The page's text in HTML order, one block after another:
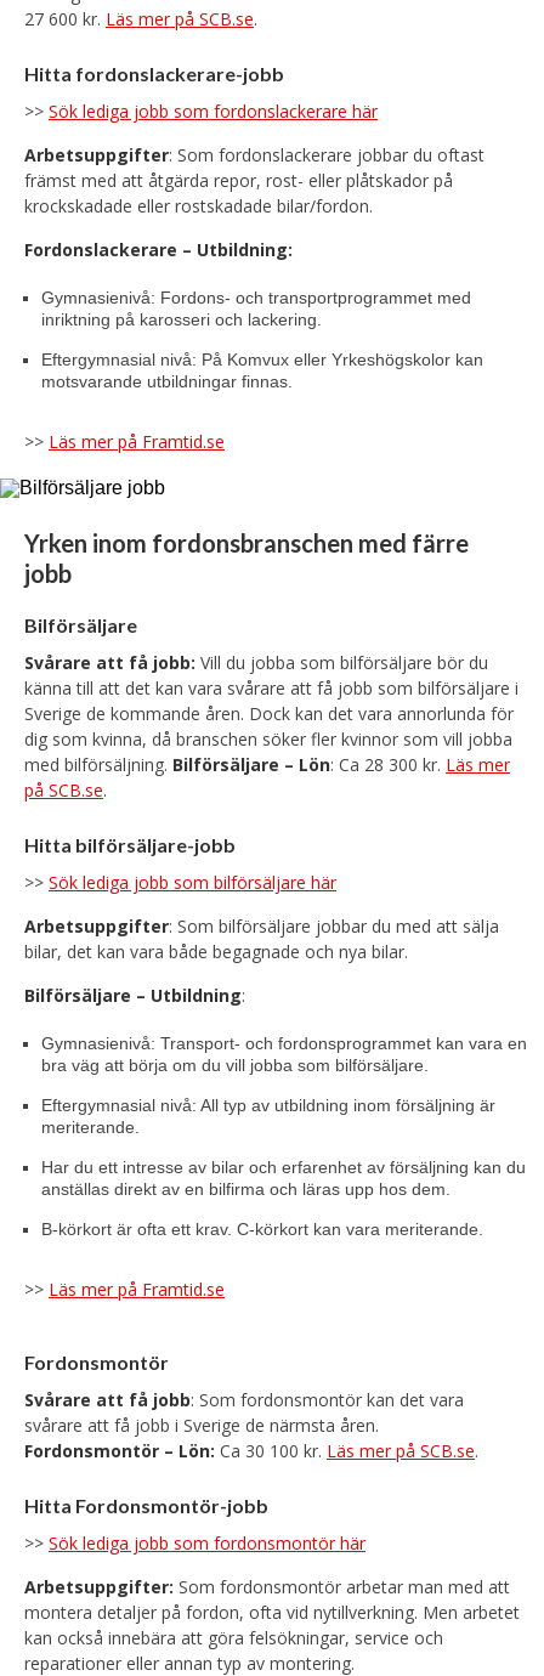
27 600 kr. Läs mer på SCB.se.
Hitta fordonslackerare-jobb
>> Sök lediga jobb som fordonslackerare här
Arbetsuppgifter: Som fordonslackerare jobbar du oftast
främst med att åtgärda repor, rost- eller plåtskador på
krockskadade eller rostskadade bilar/fordon.
Fordonslackerare – Utbildning:
Gymnasienivå: Fordons- och transportprogrammet med
inriktning på karosseri och lackering.
Eftergymnasial nivå: På Komvux eller Yrkeshögskolor kan
motsvarande utbildningar finnas.
>> Läs mer på Framtid.se
Yrken inom fordonsbranschen med färre
jobb
Bilförsäljare
Svårare att få jobb: Vill du jobba som bilförsäljare bör du
känna till att det kan vara svårare att få jobb som bilförsäljare i
Sverige de kommande åren. Dock kan det vara annorlunda för
dig som kvinna, då branschen söker fler kvinnor som vill jobba
med bilförsäljning. Bilförsäljare – Lön: Ca 28 300 kr. Läs mer
på SCB.se.
Hitta bilförsäljare-jobb
>> Sök lediga jobb som bilförsäljare här
Arbetsuppgifter: Som bilförsäljare jobbar du med att sälja
bilar, det kan vara både begagnade och nya bilar.
Bilförsäljare – Utbildning:
Gymnasienivå: Transport- och fordonsprogrammet kan vara en
bra väg att börja om du vill jobba som bilförsäljare.
Eftergymnasial nivå: All typ av utbildning inom försäljning är
meriterande.
Har du ett intresse av bilar och erfarenhet av försäljning kan du
anställas direkt av en bilfirma och läras upp hos dem.
B-körkort är ofta ett krav. C-körkort kan vara meriterande.
>> Läs mer på Framtid.se
Fordonsmontör
Svårare att få jobb: Som fordonsmontör kan det vara
svårare att få jobb i Sverige de närmsta åren.
Fordonsmontör – Lön: Ca 30 100 kr. Läs mer på SCB.se.
Hitta Fordonsmontör-jobb
>> Sök lediga jobb som fordonsmontör här
Arbetsuppgifter: Som fordonsmontör arbetar man med att
montera detaljer på fordon, ofta vid nytillverkning. Men arbetet
kan också innebära att göra felsökningar, service och
reparationer eller annan typ av montering.